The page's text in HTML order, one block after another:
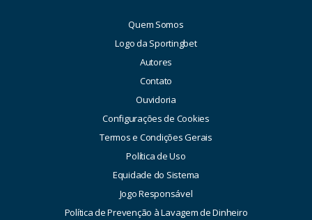
Quem Somos
Logo da Sportingbet
Autores
Contato
Ouvidoria
Configurações de Cookies
Termos e Condições Gerais
Política de Uso
Equidade do Sistema
Jogo Responsável
Política de Prevenção à Lavagem de Dinheiro